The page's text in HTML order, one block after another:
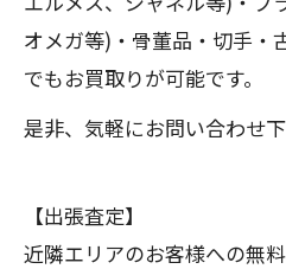
オメガ等)・骨董品・切手・
でもお買取りが可能です。
是非、気軽にお問い合わせ下
【出張査定】
近隣エリアのお客様への無